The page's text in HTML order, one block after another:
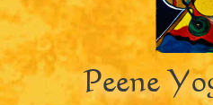
Peene